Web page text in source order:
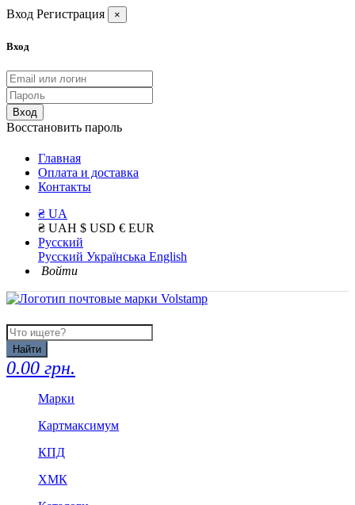
Вход Регистрация ×
Вход
Вход
Восстановить пароль
Главная
Оплата и доставка
Контакты
₴ UA
₴ UAH $ USD € EUR
Русский
Русский Українська English
Войти
Найти
0.00 грн.
Марки
Картмаксимум
КПД
ХМК